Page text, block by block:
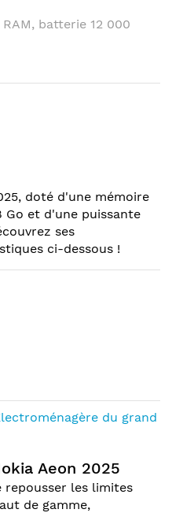
batterie 12 000
doté d'une mémoire
Go et d'une puissante
ses
ci-dessous !
du grand
Aeon 2025
repousser les limites
de gamme,